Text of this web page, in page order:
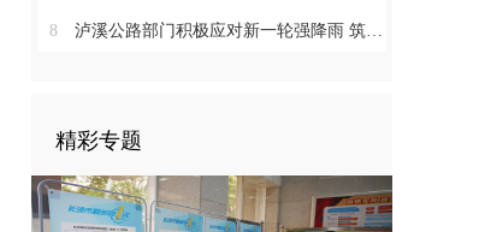
8 泸溪公路部门积极应对新一轮强降雨 筑牢通行安全防线
精彩专题